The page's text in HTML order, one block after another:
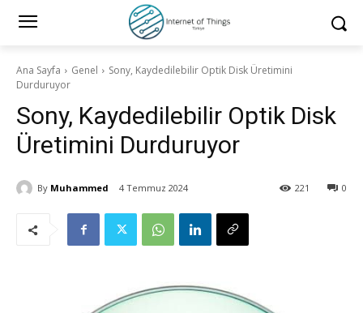
Ana Sayfa Genel
Sony, Kaydedilebilir Optik Disk Üretimini
Durduruyor
Sony, Kaydedilebilir Optik Disk
Üretimini Durduruyor
By Muhammed 4 Temmuz 2024 0
221